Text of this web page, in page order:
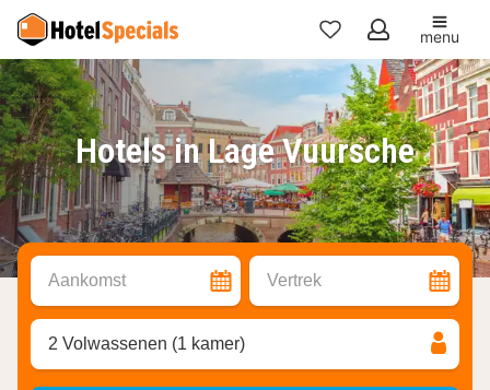
Mijn
favorieten
menu
Hotels in Lage Vuursche
Aankomst Vertrek
2 Volwassenen (1 kamer)